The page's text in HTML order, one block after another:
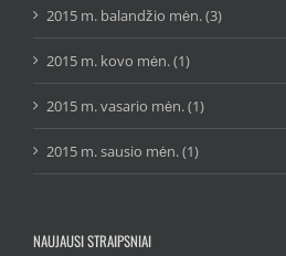
2015 m. balandžio mėn. (3)
2015 m. kovo mėn. (1)
2015 m. vasario mėn. (1)
2015 m. sausio mėn. (1)
NAUJAUSI STRAIPSNIAI